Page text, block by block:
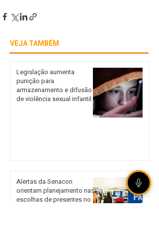
VEJA TAMBÉM
Legislação aumenta
punição para
armazenamento e difusão
de violência sexual infantil
Alertas da Senacon
orientam planejamento nas
escolhas de presentes no